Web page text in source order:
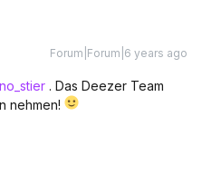
Forum|Forum|6 years ago
. Das Deezer Team
nehmen!